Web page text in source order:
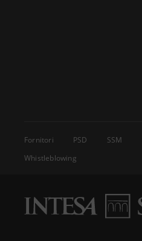
Fornitori PSD SSM
Whistleblowing